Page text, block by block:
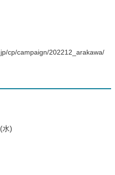
cp/campaign/202212_arakawa/
水)